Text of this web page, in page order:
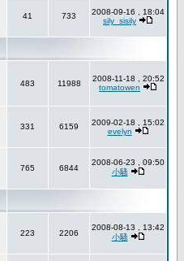
41 733
2008-09-16 , 18:04
sily_sisily
483 11988
2008-11-18 , 20:52
tomatowen
331 6159
2009-02-18 , 15:02
evelyn
765 6844
2008-06-23 , 09:50
小騷
223 2206
2008-08-13 , 13:42
小騷